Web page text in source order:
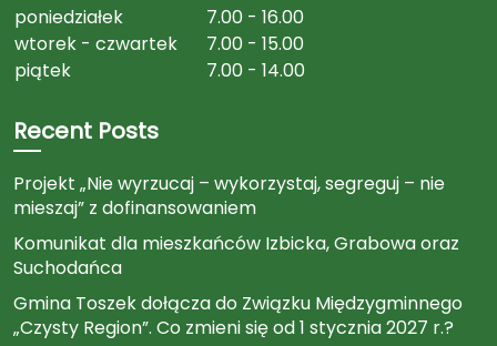
poniedziałek
7.00 - 16.00
wtorek - czwartek
7.00 - 15.00
piątek
7.00 - 14.00
Recent Posts
Projekt „Nie wyrzucaj – wykorzystaj, segreguj – nie
mieszaj” z dofinansowaniem
Komunikat dla mieszkańców Izbicka, Grabowa oraz
Suchodańca
Gmina Toszek dołącza do Związku Międzygminnego
„Czysty Region”. Co zmieni się od 1 stycznia 2027 r.?